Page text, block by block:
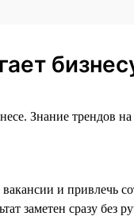
Знание трендов
и привлечь
заметен сразу без